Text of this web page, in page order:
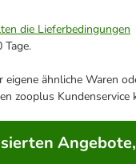
die Lieferbedingungen
ähnliche Waren
zooplus